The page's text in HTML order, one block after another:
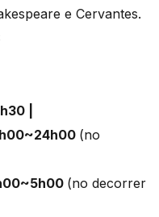
e Cervantes.
|
(no
(no decorrer